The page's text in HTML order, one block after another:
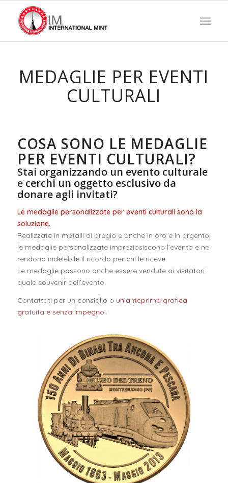
MEDAGLIE PER EVENTI
CULTURALI
COSA SONO LE MEDAGLIE
PER EVENTI CULTURALI?
Stai organizzando un evento culturale
e cerchi un oggetto esclusivo da
donare agli invitati?
Le medaglie personalizzate per eventi culturali sono la
soluzione.
Realizzate in metalli di pregio e anche in oro e in argento,
le medaglie personalizzate impreziosiscono l’evento e ne
rendono indelebile il ricordo per chi le riceve.
Le medaglie possono anche essere vendute ai visitatori
quale souvenir dell’evento.
Contattati per un consiglio o un’anteprima grafica
gratuita e senza impegno..